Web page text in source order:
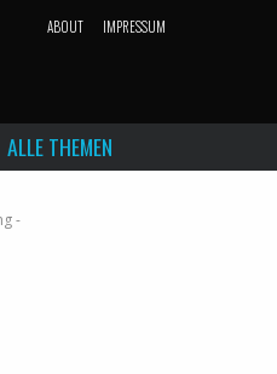
ABOUT IMPRESSUM
ALLE THEMEN